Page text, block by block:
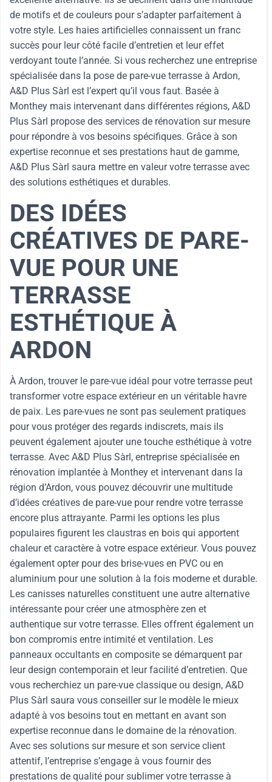
de motifs et de couleurs pour s’adapter parfaitement à
votre style. Les haies artificielles connaissent un franc
succès pour leur côté facile d’entretien et leur effet
verdoyant toute l’année. Si vous recherchez une entreprise
spécialisée dans la pose de pare-vue terrasse à Ardon,
A&D Plus Sàrl est l’expert qu’il vous faut. Basée à
Monthey mais intervenant dans différentes régions, A&D
Plus Sàrl propose des services de rénovation sur mesure
pour répondre à vos besoins spécifiques. Grâce à son
expertise reconnue et ses prestations haut de gamme,
A&D Plus Sàrl saura mettre en valeur votre terrasse avec
des solutions esthétiques et durables.
DES IDÉES
CRÉATIVES DE PARE-
VUE POUR UNE
TERRASSE
ESTHÉTIQUE À
ARDON
À Ardon, trouver le pare-vue idéal pour votre terrasse peut
transformer votre espace extérieur en un véritable havre
de paix. Les pare-vues ne sont pas seulement pratiques
pour vous protéger des regards indiscrets, mais ils
peuvent également ajouter une touche esthétique à votre
terrasse. Avec A&D Plus Sàrl, entreprise spécialisée en
rénovation implantée à Monthey et intervenant dans la
région d’Ardon, vous pouvez découvrir une multitude
d’idées créatives de pare-vue pour rendre votre terrasse
encore plus attrayante. Parmi les options les plus
populaires figurent les claustras en bois qui apportent
chaleur et caractère à votre espace extérieur. Vous pouvez
également opter pour des brise-vues en PVC ou en
aluminium pour une solution à la fois moderne et durable.
Les canisses naturelles constituent une autre alternative
intéressante pour créer une atmosphère zen et
authentique sur votre terrasse. Elles offrent également un
bon compromis entre intimité et ventilation. Les
panneaux occultants en composite se démarquent par
leur design contemporain et leur facilité d’entretien. Que
vous recherchiez un pare-vue classique ou design, A&D
Plus Sàrl saura vous conseiller sur le modèle le mieux
adapté à vos besoins tout en mettant en avant son
expertise reconnue dans le domaine de la rénovation.
Avec ses solutions sur mesure et son service client
attentif, l’entreprise s’engage à vous fournir des
prestations de qualité pour sublimer votre terrasse à